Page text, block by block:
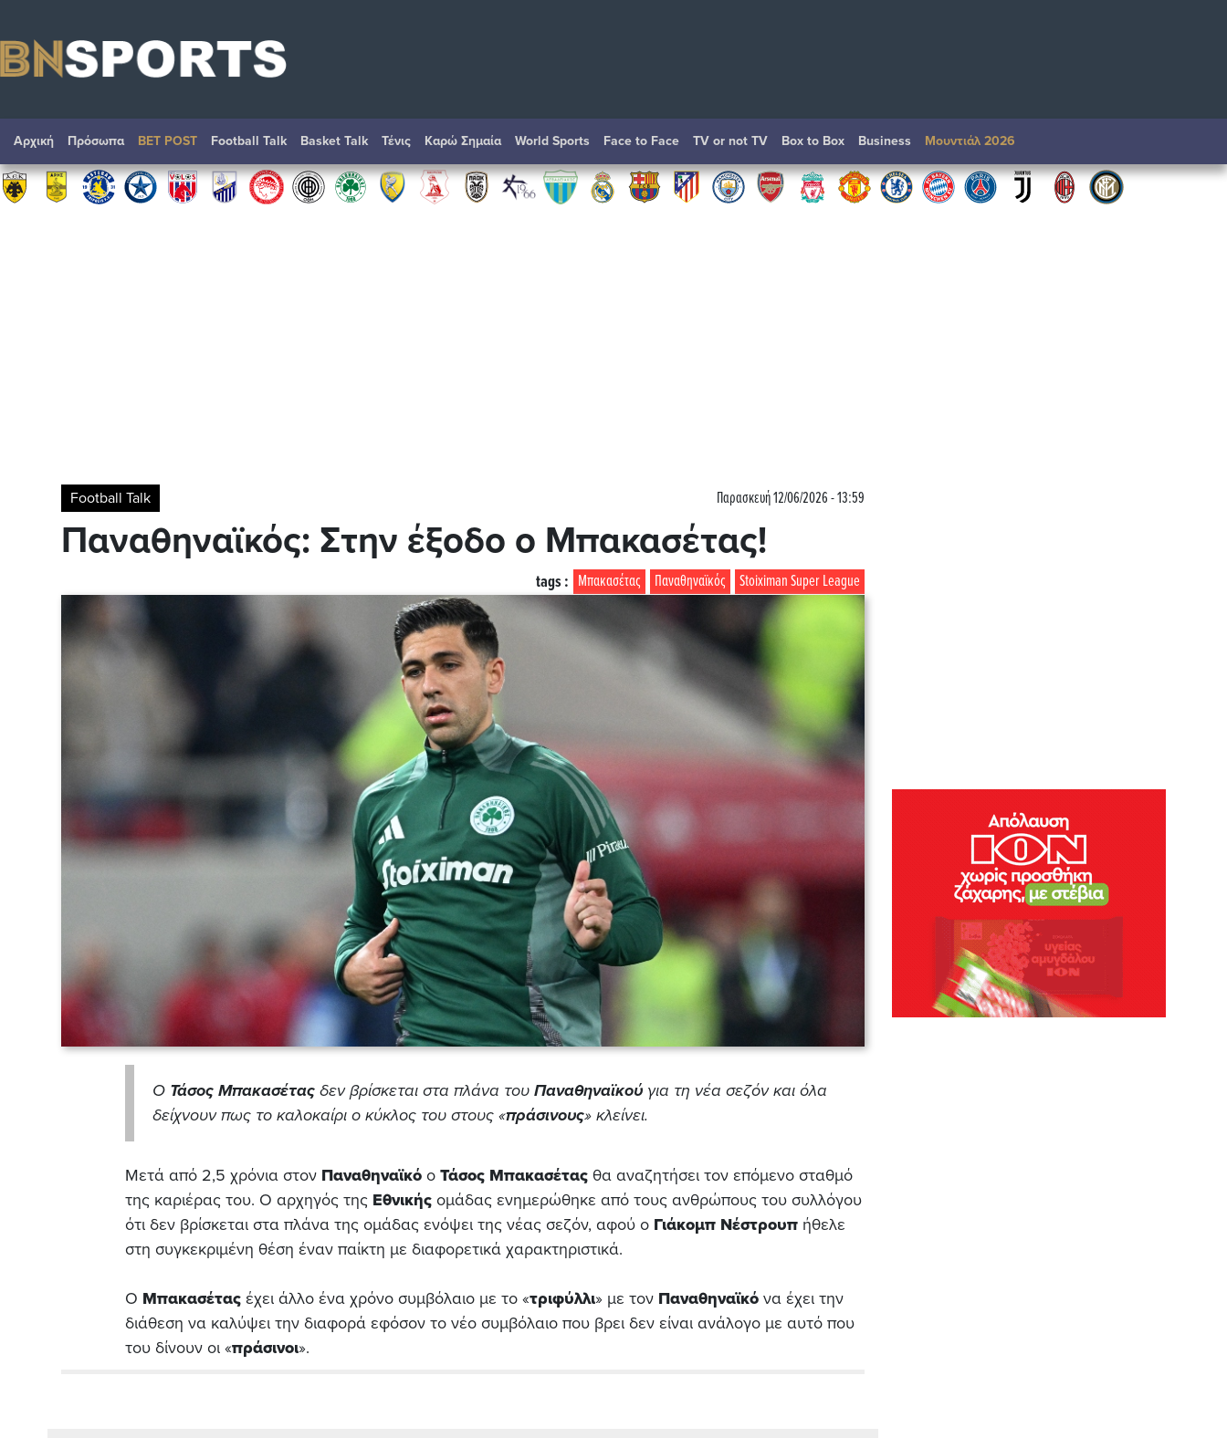
Αρχική Πρόσωπα BET POST Football Talk Basket Talk Τένις Καρώ Σημαία World Sports Face to Face TV or not TV Box to Box Βusiness Μουντιάλ 2026
Football Talk Παρασκευή 12/06/2026 - 13:59
Παναθηναϊκός: Στην έξοδο ο Μπακασέτας!
Stoiximan Super League
Παναθηναϊκός
Μπακασέτας
tags :
Ο Τάσος Μπακασέτας δεν βρίσκεται στα πλάνα του Παναθηναϊκού για τη νέα σεζόν και όλα
δείχνουν πως το καλοκαίρι ο κύκλος του στους «πράσινους» κλείνει.
Μετά από 2,5 χρόνια στον Παναθηναϊκό ο Τάσος Μπακασέτας θα αναζητήσει τον επόμενο σταθμό
της καριέρας του. Ο αρχηγός της Εθνικής ομάδας ενημερώθηκε από τους ανθρώπους του συλλόγου
ότι δεν βρίσκεται στα πλάνα της ομάδας ενόψει της νέας σεζόν, αφού ο Γιάκομπ Νέστρουπ ήθελε
στη συγκεκριμένη θέση έναν παίκτη με διαφορετικά χαρακτηριστικά.
Ο Μπακασέτας έχει άλλο ένα χρόνο συμβόλαιο με το «τριφύλλι» με τον Παναθηναϊκό να έχει την
διάθεση να καλύψει την διαφορά εφόσον το νέο συμβόλαιο που βρει δεν είναι ανάλογο με αυτό που
του δίνουν οι «πράσινοι».